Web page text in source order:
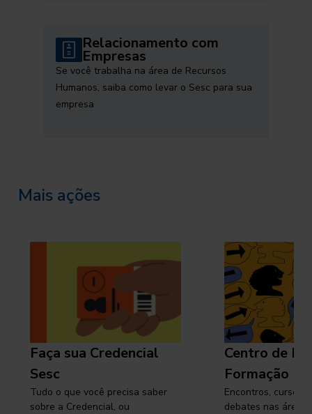
Relacionamento com
Empresas
Se você trabalha na área de Recursos
Humanos, saiba como levar o Sesc para sua
empresa
Mais ações
Faça sua Credencial
Sesc
Tudo o que você precisa saber
sobre a Credencial, ou
Centro de
Formação
Encontros, cursos,
debates nas áreas